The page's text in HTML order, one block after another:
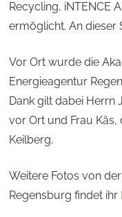
Recycling, iNTENCE
ermöglicht. An dieser
Vor Ort wurde die
Energieagentur
Dank gilt dabei Herrn
vor Ort und Frau
Keilberg.
Weitere Fotos von
Regensburg findet ihr